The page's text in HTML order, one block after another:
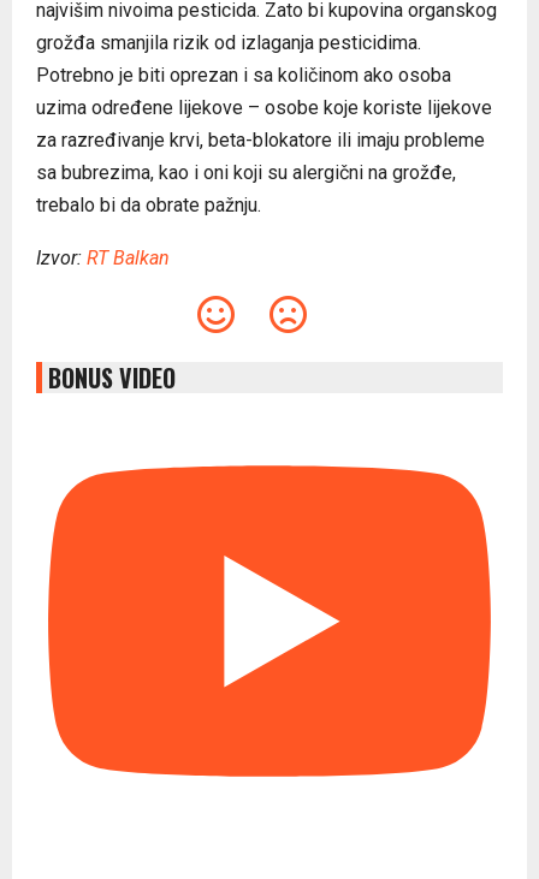
najvišim nivoima pesticida. Zato bi kupovina organskog
grožđa smanjila rizik od izlaganja pesticidima.
Potrebno je biti oprezan i sa količinom ako osoba
uzima određene lijekove – osobe koje koriste lijekove
za razređivanje krvi, beta-blokatore ili imaju probleme
sa bubrezima, kao i oni koji su alergični na grožđe,
trebalo bi da obrate pažnju.
Izvor: RT Balkan
BONUS VIDEO